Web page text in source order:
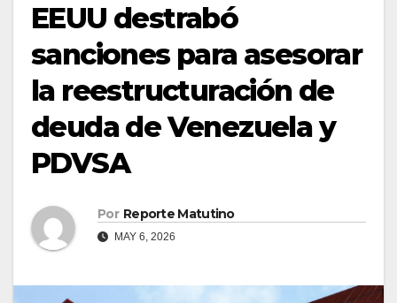
EEUU destrabó
sanciones para asesorar
la reestructuración de
deuda de Venezuela y
PDVSA
Por Reporte Matutino
MAY 6, 2026